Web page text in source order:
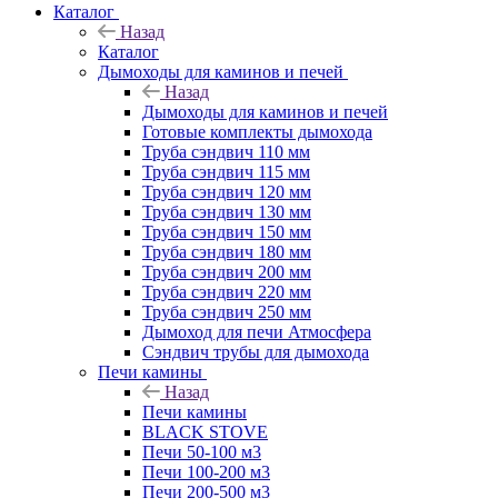
Каталог
Назад
Каталог
Дымоходы для каминов и печей
Назад
Дымоходы для каминов и печей
Готовые комплекты дымохода
Труба сэндвич 110 мм
Труба сэндвич 115 мм
Труба сэндвич 120 мм
Труба сэндвич 130 мм
Труба сэндвич 150 мм
Труба сэндвич 180 мм
Труба сэндвич 200 мм
Труба сэндвич 220 мм
Труба сэндвич 250 мм
Дымоход для печи Атмосфера
Сэндвич трубы для дымохода
Печи камины
Назад
Печи камины
BLACK STOVE
Печи 50-100 м3
Печи 100-200 м3
Печи 200-500 м3